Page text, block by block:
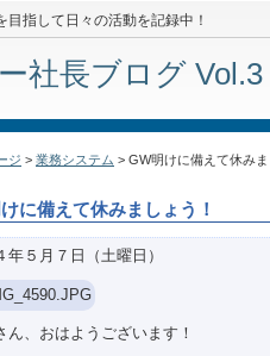
指して日々の活動を記録中！
社長ブログ Vol.3
ジ > 業務システム > GW明けに備えて休みま
に備えて休みましょう！
年５月７日（土曜日）
ん、おはようございます！